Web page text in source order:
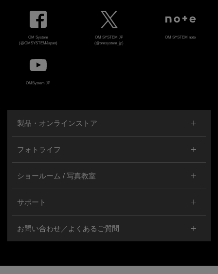
OM System
(@OMSYSTEMJapan)
OM SYSTEM JP
(@omsystem_jp)
OM SYSTEM note
OMSystem JP
製品・オンラインストア
フォトライフ
ショールーム / 写真教室
サポート
お問い合わせ／よくあるご質問